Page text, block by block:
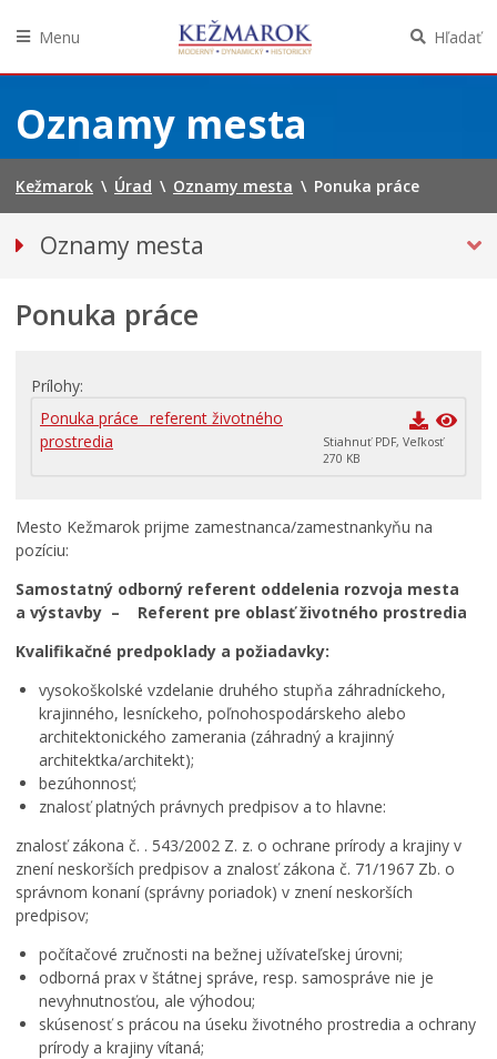
obsah
Menu Hľadať
Oznamy mesta
Kežmarok \ Úrad \ Oznamy mesta \ Ponuka práce
Oznamy mesta
Bezpečnosť
Doprava, údržba komunikácií
Financie
Kultúra, šport a propagácia
Rodina, život, bývanie
Školstvo
Stavby, prenájmy a pozemky
ZAMESTNANIE V SAMOSPRÁVE
Životné prostredie a odpady
Ponuka práce
Prílohy
Ponuka práce _referent životného
prostredia
Stiahnuť PDF, Veľkosť
270 KB
Mesto Kežmarok prijme zamestnanca/zamestnankyňu na
pozíciu:
Samostatný odborný referent oddelenia rozvoja mesta
a výstavby – Referent pre oblasť životného prostredia
Kvalifikačné predpoklady a požiadavky:
vysokoškolské vzdelanie druhého stupňa záhradníckeho,
krajinného, lesníckeho, poľnohospodárskeho alebo
architektonického zamerania (záhradný a krajinný
architektka/architekt);
bezúhonnosť;
znalosť platných právnych predpisov a to hlavne:
znalosť zákona č. . 543/2002 Z. z. o ochrane prírody a krajiny v
znení neskorších predpisov a znalosť zákona č. 71/1967 Zb. o
správnom konaní (správny poriadok) v znení neskorších
predpisov;
počítačové zručnosti na bežnej užívateľskej úrovni;
odborná prax v štátnej správe, resp. samospráve nie je
nevyhnutnosťou, ale výhodou;
skúsenosť s prácou na úseku životného prostredia a ochrany
prírody a krajiny vítaná;